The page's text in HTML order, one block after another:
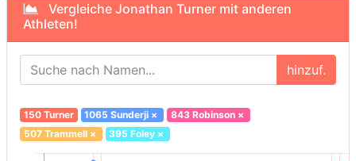
Vergleiche Jonathan Turner mit anderen
Athleten!
hinzuf.
150 Turner 1065 Sunderji × 843 Robinson×
507 Trammell× 395 Foley ×